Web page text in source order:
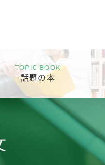
TOPIC BOOK
話題の本